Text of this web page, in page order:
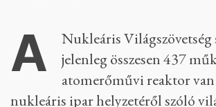
kiszámítható energiaforrásra – és
számára ez az atomenergiát jelenti.